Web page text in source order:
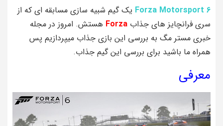
Forza Motorsport 6 یک گیم شبیه سازی مسابقه ای که از
سری فرانچایز های جذاب Forza هستش. امروز در مجله
خبری مستر مگ به بررسی این بازی جذاب میپردازیم پس
همراه ما باشید برای بررسی این گیم جذاب.
معرفی